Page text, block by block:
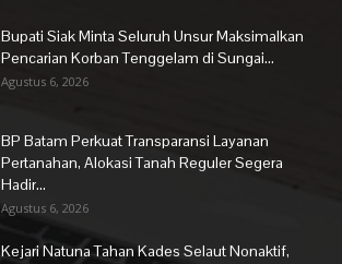
Bupati Siak Minta Seluruh Unsur Maksimalkan
Pencarian Korban Tenggelam di Sungai...
Agustus 6, 2026
BP Batam Perkuat Transparansi Layanan
Pertanahan, Alokasi Tanah Reguler Segera
Hadir...
Agustus 6, 2026
Kejari Natuna Tahan Kades Selaut Nonaktif,